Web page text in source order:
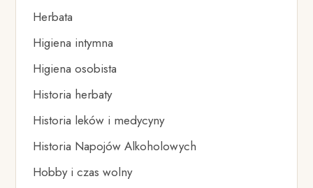
Herbata
Higiena intymna
Higiena osobista
Historia herbaty
Historia leków i medycyny
Historia Napojów Alkoholowych
Hobby i czas wolny